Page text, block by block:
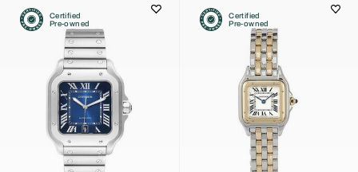
Certified
Pre-owned
Certified
Pre-owned